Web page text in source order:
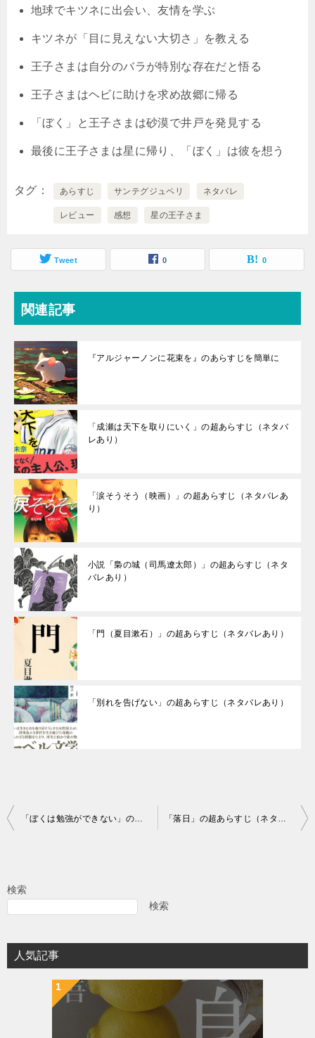
地球でキツネに出会い、友情を学ぶ
キツネが「目に見えない大切さ」を教える
王子さまは自分のバラが特別な存在だと悟る
王子さまはヘビに助けを求め故郷に帰る
「ぼく」と王子さまは砂漠で井戸を発見する
最後に王子さまは星に帰り、「ぼく」は彼を想う
タグ あらすじ サンテグジュペリ ネタバレ
レビュー 感想 星の王子さま
Tweet 0 0
関連記事
『アルジャーノンに花束を』のあらすじを簡単に
「成瀬は天下を取りにいく」の超あらすじ（ネタバ
レあり）
「涙そうそう（映画）」の超あらすじ（ネタバレあ
り）
小説「梟の城（司馬遼太郎）」の超あらすじ（ネタ
バレあり）
「門（夏目漱石）」の超あらすじ（ネタバレあり）
「別れを告げない」の超あらすじ（ネタバレあり）
投
ビ
シ
ョ
検索
検索
人気記事